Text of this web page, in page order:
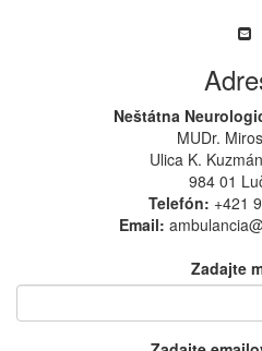
Neštátna
MUDr.
Ulica K.
984 01
Telefón: +421
Email:
Zadajte